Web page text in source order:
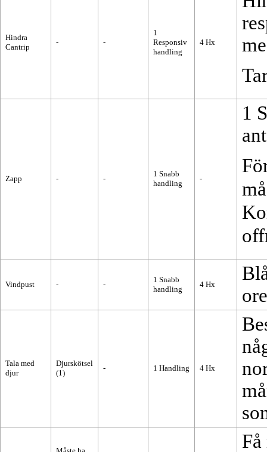
Hindra
Cantrip
- -
1
Responsiv
handling
4 Hx
Zapp - -
1 Snabb
handling
-
1
Vindpust - -
1 Snabb
handling
4 Hx
Tala med
djur
Djurskötsel
(1)
- 1 Handling 4 Hx